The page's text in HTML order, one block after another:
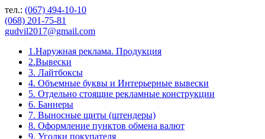
тел.: (067) 494-10-10
(068) 201-75-81
gudvil2017@gmail.com
1.Наружная реклама. Продукция
2.Вывески
3. Лайтбоксы
4. Объемные буквы и Интерьерные вывески
5. Отдельно стоящие рекламные конструкции
6. Баннеры
7. Выносные щиты (штендеры)
8. Оформление пунктов обмена валют
9. Уголки покупателя